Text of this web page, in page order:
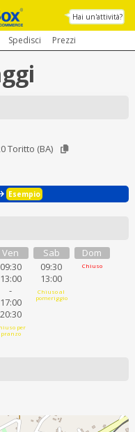
Hai un'attività?
Spedisci Prezzi
Toritto (BA)
Esempio
Ven
09:30
13:00
-
17:00
20:30
per
pranzo
Sab
09:30
13:00
Chiuso al
pomeriggio
Dom
Chiuso